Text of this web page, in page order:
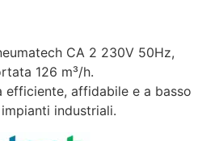
CA 2 230V 50Hz,
126 m³/h.
efficiente, affidabile e a basso
industriali.